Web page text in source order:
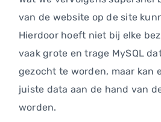
van de website op de site
Hierdoor hoeft niet bij elke
vaak grote en trage MySQL
gezocht te worden, maar kan
juiste data aan de hand van
worden.